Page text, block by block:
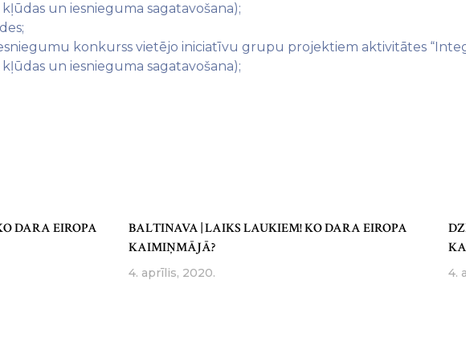
un iesnieguma sagatavošana);
konkurss vietējo iniciatīvu grupu projektiem aktivitātes
un iesnieguma sagatavošana);
DARA EIROPA
BALTINAVA | LAIKS LAUKIEM! KO DARA EIROPA
KAIMIŅMĀJĀ?
4. aprīlis, 2020. 4.